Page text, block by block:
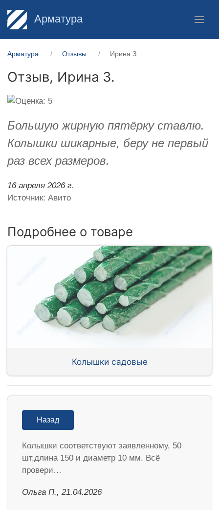
Арматура
Арматура Отзывы Ирина З.
Отзыв, Ирина З.
Большую жирную пятёрку ставлю.
Колышки шикарные, беру не первый
раз всех размеров.
16 апреля 2026 г.
Источник: Авито
Подробнее о товаре
Колышки садовые
Назад
Колышки соответствуют заявленному, 50
шт,длина 150 и диаметр 10 мм. Всё
провери…
Ольга П., 21.04.2026